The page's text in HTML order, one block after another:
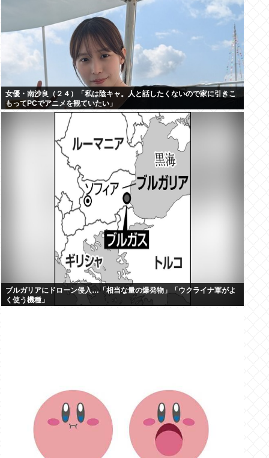
女優・南沙良（２４）「私は陰キャ。人と話したくないので家に引きこ
もってPCでアニメを観ていたい」
ブルガリアにドローン侵入…「相当な量の爆発物」「ウクライナ軍がよ
く使う機種」